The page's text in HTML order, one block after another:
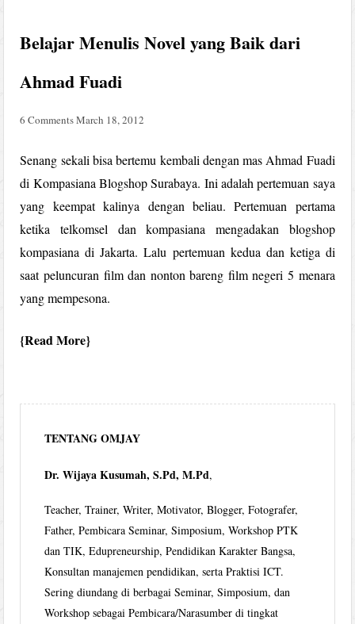
Belajar Menulis Novel yang Baik dari
Ahmad Fuadi
6 CommentsMarch 18, 2012
Senang sekali bisa bertemu kembali dengan mas Ahmad Fuadi
di Kompasiana Blogshop Surabaya. Ini adalah pertemuan saya
yang keempat kalinya dengan beliau. Pertemuan pertama
ketika telkomsel dan kompasiana mengadakan blogshop
kompasiana di Jakarta. Lalu pertemuan kedua dan ketiga di
saat peluncuran film dan nonton bareng film negeri 5 menara
yang mempesona.
Read More
TENTANG OMJAY
Dr. Wijaya Kusumah, S.Pd, M.Pd,
Teacher, Trainer, Writer, Motivator, Blogger, Fotografer,
Father, Pembicara Seminar, Simposium, Workshop PTK
dan TIK, Edupreneurship, Pendidikan Karakter Bangsa,
Konsultan manajemen pendidikan, serta Praktisi ICT.
Sering diundang di berbagai Seminar, Simposium, dan
Workshop sebagai Pembicara/Narasumber di tingkat